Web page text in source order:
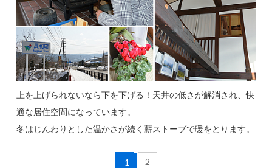
上を上げられないなら下を下げる！天井の低さが解消され、快
適な居住空間になっています。
冬はじんわりとした温かさが続く薪ストーブで暖をとります。
1 2